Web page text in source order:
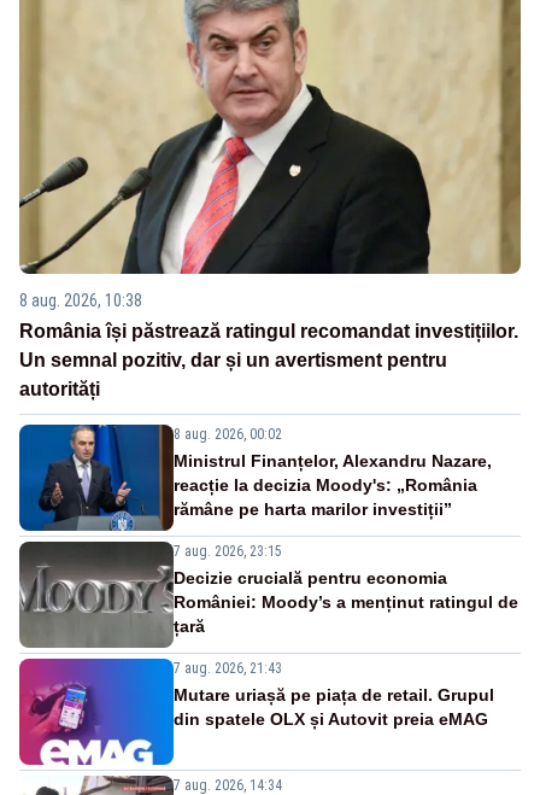
8 aug. 2026, 10:38
România își păstrează ratingul recomandat investițiilor.
Un semnal pozitiv, dar și un avertisment pentru
autorități
8 aug. 2026, 00:02
Ministrul Finanțelor, Alexandru Nazare,
reacție la decizia Moody's: „România
rămâne pe harta marilor investiții”
7 aug. 2026, 23:15
Decizie crucială pentru economia
României: Moody’s a menținut ratingul de
țară
7 aug. 2026, 21:43
Mutare uriașă pe piața de retail. Grupul
din spatele OLX și Autovit preia eMAG
7 aug. 2026, 14:34